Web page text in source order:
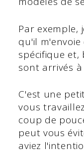
Par
qu'il
spécifique et,
sont arrivés à
C'est une
vous
coup de
peut vous
aviez